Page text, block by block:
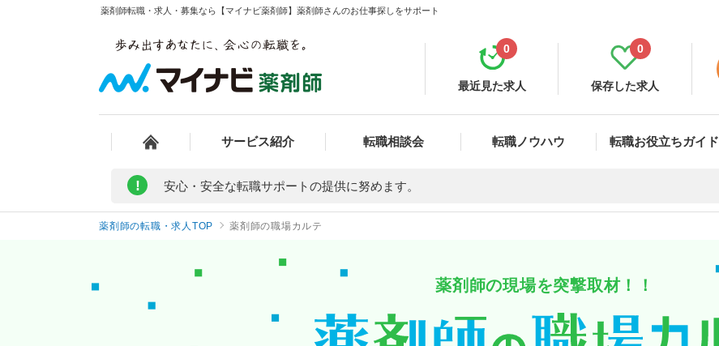
薬剤師転職・求人・募集なら【マイナビ薬剤師】薬剤師さんのお仕事探しをサポート
最近見た求人
0
保存した求人
0
サービス紹介 転職相談会 転職ノウハウ 転職お役立ちガイド
! 安心・安全な転職サポートの提供に努めます。
薬剤師の転職・求人TOP 薬剤師の職場カルテ
薬剤師の現場を突撃取材！！